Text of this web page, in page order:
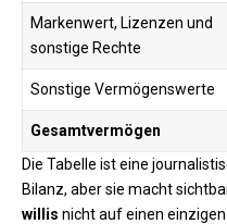
Markenwert, Lizenzen und
sonstige Rechte
Sonstige Vermögenswerte
Gesamtvermögen
Die Tabelle ist eine
Bilanz, aber sie macht
willis nicht auf einen